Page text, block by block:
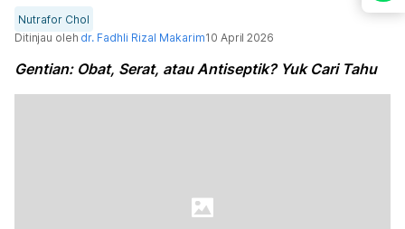
Nutrafor Chol
Ditinjau oleh dr. Fadhli Rizal Makarim10 April 2026
Gentian: Obat, Serat, atau Antiseptik? Yuk Cari Tahu